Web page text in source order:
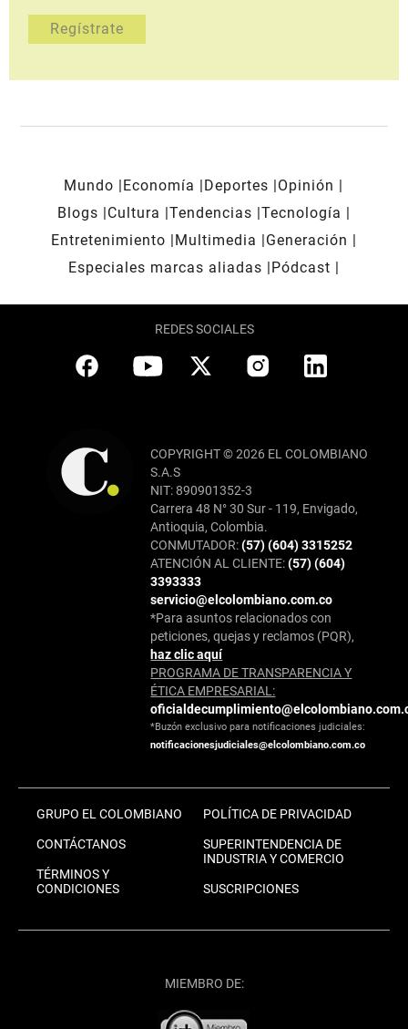
Mundo Economía Deportes
Opinión
Blogs
Cultura Tendencias Tecnología
Entretenimiento
Multimedia
Generación
Especiales marcas aliadas
Pódcast
REDES SOCIALES
COPYRIGHT © 2026 EL COLOMBIANO
S.A.S
NIT: 890901352-3
Carrera 48 N° 30 Sur - 119, Envigado,
Antioquia, Colombia.
CONMUTADOR:(57) (604) 3315252
ATENCIÓN AL CLIENTE:(57) (604)
3393333
servicio@elcolombiano.com.co
*Para asuntos relacionados con
peticiones, quejas y reclamos (PQR),
haz clic aquí
PROGRAMA DE TRANSPARENCIA Y
ÉTICA EMPRESARIAL:
*Buzón exclusivo para notificaciones judiciales:
notificacionesjudiciales@elcolombiano.com.co
GRUPO EL COLOMBIANO
CONTÁCTANOS
TÉRMINOS Y
CONDICIONES
POLÍTICA DE PRIVACIDAD
SUPERINTENDENCIA DE
INDUSTRIA Y COMERCIO
SUSCRIPCIONES
MIEMBRO DE: